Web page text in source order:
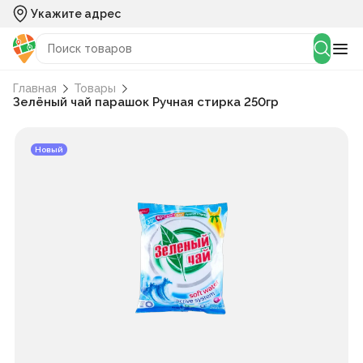
Укажите адрес
Главная Товары
Зелёный чай парашок Ручная стирка 250гр
Новый